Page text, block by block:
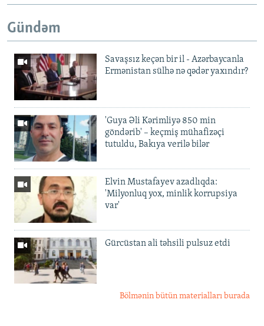
Gündəm
Savaşsız keçən bir il - Azərbaycanla
Ermənistan sülhə nə qədər yaxındır?
'Guya Əli Kərimliyə 850 min
göndərib' – keçmiş mühafizəçi
tutuldu, Bakıya verilə bilər
Elvin Mustafayev azadlıqda:
'Milyonluq yox, minlik korrupsiya
var'
Gürcüstan ali təhsili pulsuz etdi
Bölmənin bütün materialları burada